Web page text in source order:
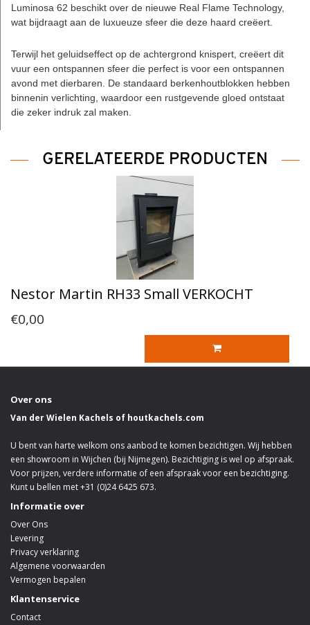
Luminosa 62 beschikt over de nieuwe Real Flame Technology,
wat bijdraagt ​​aan de luxueuze sfeer die deze haard creëert.
Terwijl het geluidseffect op de achtergrond knispert, creëert dit
vuur een ontspannen sfeer die perfect is voor een ontspannen
avond met dierbaren. De standaard berkenhoutblokken hebben
binnenin verlichting, waardoor een rustgevende gloed ontstaat
die zeker indruk zal maken.
GERELATEERDE PRODUCTEN
Nestor Martin RH33 Small VERKOCHT
€0,00
Over ons
Van der Wielen Kachels of houtkachels.com
U bent van harte welkom ons aanbod te komen bezichtigen. Wij hebben
een showroom in Wijchen (bij Nijmegen). Bezichtiging is wel op afspraak.
Voor prijzen, verdere informatie of een afspraak voor een bezichtiging.
Kunt u bellen met +31 (0)24 6425 673.
Informatie over
Over Ons
Levering
Privacy verklaring
Algemene voorwaarden
Vermogen bepalen
Klantenservice
Contact